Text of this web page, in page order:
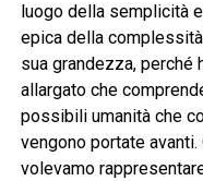
luogo della semplicità
epica della
sua grandezza, perché
allargato che
possibili umanità che
vengono portate
volevamo